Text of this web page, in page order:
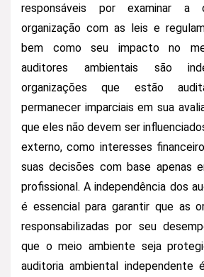
responsáveis por examinar a
organização com as leis e
bem como seu impacto no
auditores ambientais são
organizações que estão
permanecer imparciais em sua
que eles não devem ser
externo, como interesses
suas decisões com base apenas
profissional. A independência dos
é essencial para garantir que as
responsabilizadas por seu
que o meio ambiente seja
auditoria ambiental independente